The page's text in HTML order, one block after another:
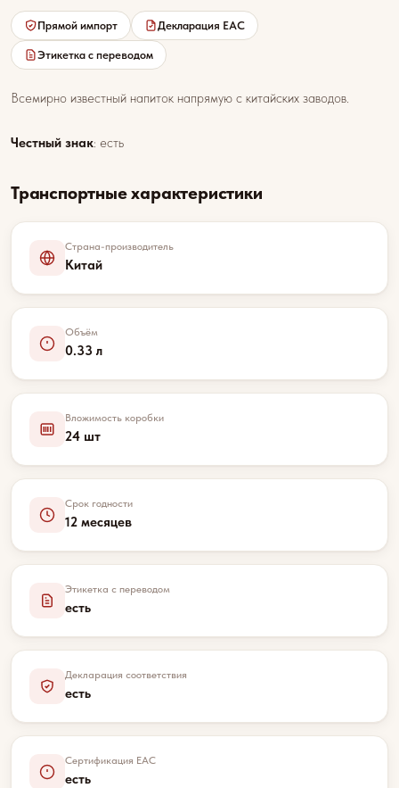
Прямой импорт Декларация EAC
Этикетка с переводом
Всемирно известный напиток напрямую с китайских заводов.
Честный знак: есть
Транспортные характеристики
Страна-производитель
Китай
Объём
0.33 л
Вложимость коробки
24 шт
Срок годности
12 месяцев
Этикетка с переводом
есть
Декларация соответствия
есть
Сертификация EAC
есть